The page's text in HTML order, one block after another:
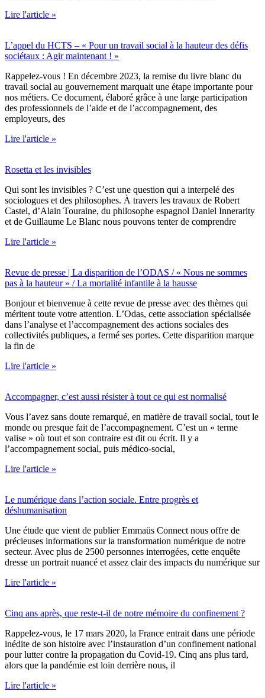
Lire l'article »
L’appel du HCTS – « Pour un travail social à la hauteur des défis
sociétaux : Agir maintenant ! »
Rappelez-vous ! En décembre 2023, la remise du livre blanc du
travail social au gouvernement marquait une étape importante pour
nos métiers. Ce document, élaboré grâce à une large participation
des professionnels de l’aide et de l’accompagnement, des
employeurs, des
Lire l'article »
Rosetta et les invisibles
Qui sont les invisibles ? C’est une question qui a interpelé des
sociologues et des philosophes. À travers les travaux de Robert
Castel, d’Alain Touraine, du philosophe espagnol Daniel Innerarity
et de Guillaume Le Blanc nous pouvons tenter de comprendre
Lire l'article »
Revue de presse | La disparition de l’ODAS / « Nous ne sommes
pas à la hauteur » / La mortalité infantile à la hausse
Bonjour et bienvenue à cette revue de presse avec des thèmes qui
méritent toute votre attention. L’Odas, cette association spécialisée
dans l’analyse et l’accompagnement des actions sociales des
collectivités publiques, a fermé ses portes. Cette disparition marque
la fin de
Lire l'article »
Accompagner, c’est aussi résister à tout ce qui est normalisé
Vous l’avez sans doute remarqué, en matière de travail social, tout le
monde ou presque fait de l’accompagnement. C’est un « terme
valise » où tout et son contraire est dit ou écrit. Il y a
l’accompagnement social, puis médico-social,
Lire l'article »
Le numérique dans l’action sociale. Entre progrès et
déshumanisation
Une étude que vient de publier Emmaüs Connect nous offre de
précieuses informations sur la transformation numérique de notre
secteur. Avec plus de 2500 personnes interrogées, cette enquête
dresse un portrait nuancé et assez clair des impacts du numérique sur
Lire l'article »
Cinq ans après, que reste-t-il de notre mémoire du confinement ?
Rappelez-vous, le 17 mars 2020, la France entrait dans une période
inédite de son histoire avec l’instauration d’un confinement national
pour lutter contre la propagation du Covid-19. Cinq ans plus tard,
alors que la pandémie est loin derrière nous, il
Lire l'article »